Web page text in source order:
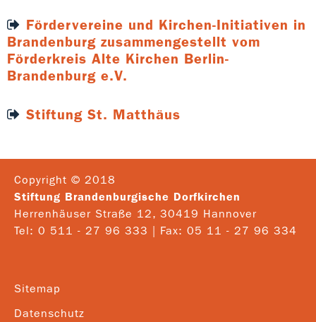
Fördervereine und Kirchen-Initiativen in
Brandenburg zusammengestellt vom
Förderkreis Alte Kirchen Berlin-
Brandenburg e.V.
Stiftung St. Matthäus
Copyright © 2018
Stiftung Brandenburgische Dorfkirchen
Herrenhäuser Straße 12, 30419 Hannover
Tel: 0 511 - 27 96 333 | Fax: 05 11 - 27 96 334
Sitemap
Datenschutz